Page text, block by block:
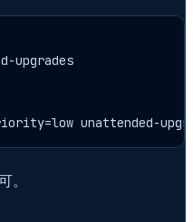
upgrades
unattended-
。